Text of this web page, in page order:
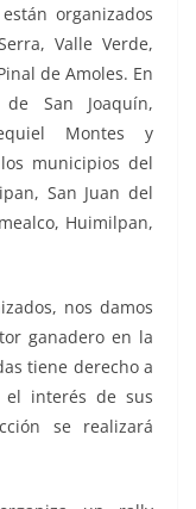
organizados
Valle Verde,
de Amoles. En
San Joaquín,
Montes y
municipios del
San Juan del
Huimilpan,
nos damos
ganadero en la
tiene derecho a
interés de sus
se realizará